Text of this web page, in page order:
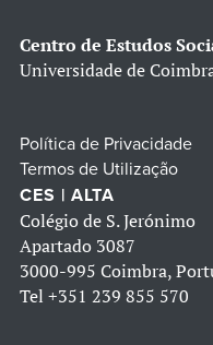
Centro de Estudos
Universidade de
Política de Privacidade
Termos de Utilização
CES | ALTA
Colégio de S. Jerónimo
Apartado 3087
3000-995 Coimbra,
Tel +351 239 855 570